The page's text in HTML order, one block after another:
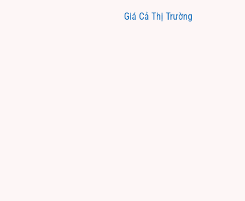
Giá Cả Thị Trường